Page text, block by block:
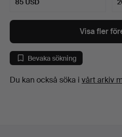
85 USD
Visa fler
Bevaka sökning
Du kan också söka i vårt arkiv